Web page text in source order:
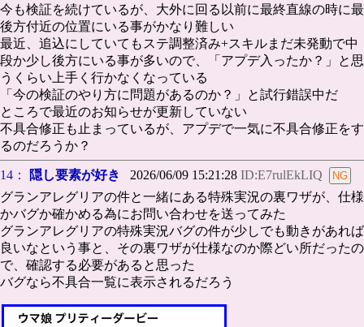
今も検証を続けているが、大外に回る以前に最終直線の時に最
後方付近の位置にいる事がかなり難しい
最近、追込にしていてもステ調整済み+スキルまだ未発動で中
段か少し後方にいる事が多いので、「アプデ入ったか？」と思
うくらい上手く行かなくなっている
「今の検証のやり方に問題があるのか？」と試行錯誤中だ
ところで最近のお知らせが更新していない
不具合修正も止まっているが、アプデで一気に不具合修正をす
るのだろうか？
14： 隠し要素が好き 2026/06/09 15:21:28 ID:E7rulEkLIQ
グランアレグリアの件と一緒にある特殊実況の裏ワザが、仕様
かバグか確かめる為にお問い合わせを送ってみた
グランアレグリアの特殊実況バグの件が少しでも動きがあれば
良いなという事と、その裏ワザが仕様なのか際どい所だったの
で、確認する必要があると思った
バグなら不具合一覧に表示されるだろう